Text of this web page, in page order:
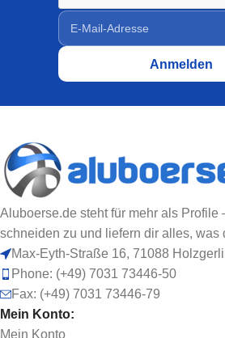
Aluboerse.de steht für mehr als Profile
schneiden zu und liefern dir alles, was
Max-Eyth-Straße 16, 71088
Phone: (+49) 7031 73446-50
Fax: (+49) 7031 73446-79
Mein Konto:
Mein Konto